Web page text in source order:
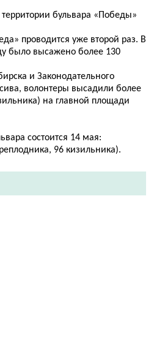
бульвара «Победы»
проводится уже второй раз. В
было высажено более 130
и Законодательного
волонтеры высадили более
на главной площади
состоится 14 мая:
96 кизильника).